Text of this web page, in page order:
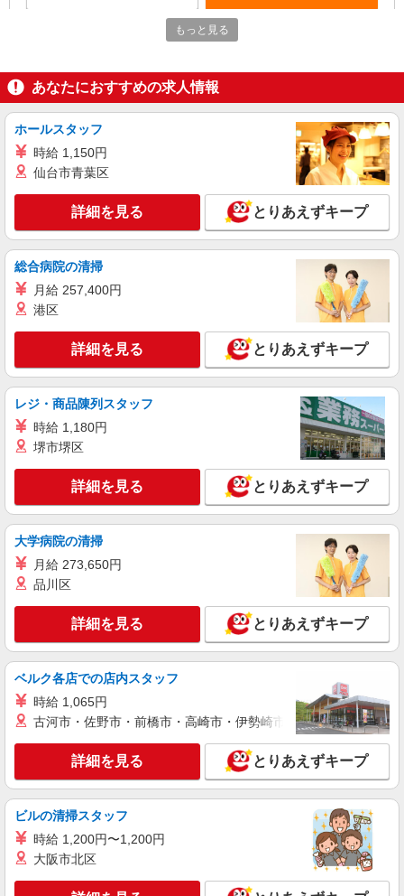
看護助手（ナースエイド）
時給1,300円 ★週払いOK（規定あり） ※給与
広島県廿日市市 【最寄駅】宮島口駅 ★マイカ
ー・バイク通勤もOK！（規定あり）
キープ 詳細を見る
株式会社kotrio /●HR-H-1990933
宮内串戸駅＊看護助手＊日払いOK！推し活の
時給1350円〜1937円 ＜日払い有/週払い有/交
通費全支給(ガソリン代含む)＞
廿日市市
キープ 詳細を見る
派遣社員
≪宮内串戸駅／看護助手≫子育て世代活躍中！
働きやすい環境♪
時給1450円〜1937円 ＜日払い有/週払い有/交
キープ 詳細を見る
アルバイト パート 派遣社員
日研トータルソーシング株式会社 メディカルケア事業部/広島オフィ
ス【看護助手】
時給1,300円 ★週払いOK（規定あり） ※給与
広島県廿日市市 【最寄駅】大野浦駅 ★マイカ
ー・バイク通勤もOK！（規定あり）
キープ 詳細を見る
派遣社員
もっと見る
あなたにおすすめの求人情報
ホールスタッフ
時給 1,150円
仙台市青葉区
詳細を見る とりあえずキープ
総合病院の清掃
月給 257,400円
港区
詳細を見る とりあえずキープ
レジ・商品陳列スタッフ
時給 1,180円
堺市堺区
詳細を見る とりあえずキープ
大学病院の清掃
月給 273,650円
品川区
詳細を見る とりあえずキープ
ベルク各店での店内スタッフ
時給 1,065円
古河市・佐野市・前橋市・高崎市・伊勢崎市・太田市・館林市
詳細を見る とりあえずキープ
ビルの清掃スタッフ
時給 1,200円〜1,200円
大阪市北区